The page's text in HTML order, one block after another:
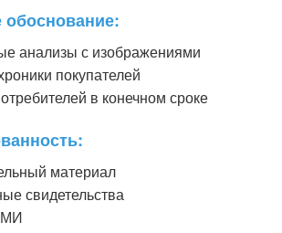
обоснование:
анализы с изображениями
покупателей
в конечном сроке
материал
свидетельства